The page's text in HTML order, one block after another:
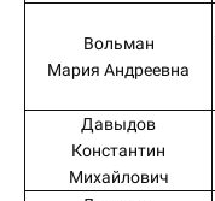
Вольман
Мария Андреевна
Давыдов
Константин
Михайлович